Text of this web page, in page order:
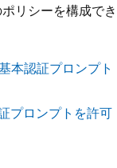
リシーを構成でき
本認証プロンプト
プロンプトを許可